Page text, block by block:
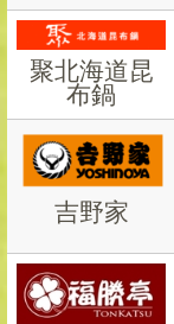
聚北海道昆
布鍋
吉野家